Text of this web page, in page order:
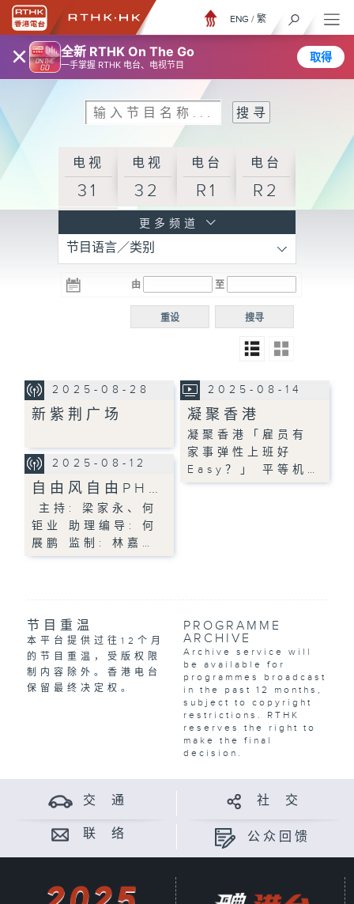
× 全新 RTHK On The Go
一手掌握 RTHK 电台、电视节目
取得
ENG / 繁
电视
31
电视
32
电台
R1
电台
R2
R3
电台 电台
R5
电台
普通
更多频道
节目语言／类别
由 至
搜寻
重设
2025-08-28
新紫荆广场
2025-08-14
凝聚香港
凝聚香港「雇员有
家事弹性上班好
Easy？」 平等机…
2025-08-12
自由风自由PH…
主持: 梁家永、何
钜业 助理编导: 何
展鹏 监制: 林嘉…
节目重温
本平台提供过往12个月
的节目重温，受版权限
制内容除外。香港电台
保留最终决定权。
PROGRAMME
ARCHIVE
Archive service will
be available for
programmes broadcast
in the past 12 months,
subject to copyright
restrictions. RTHK
reserves the right to
make the final
decision.
交 通 社 交
联 络 公众回馈